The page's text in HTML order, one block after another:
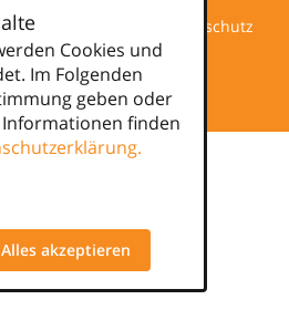
Datenschutz
Cookies und
Im Folgenden
geben oder
finden
Alles akzeptieren